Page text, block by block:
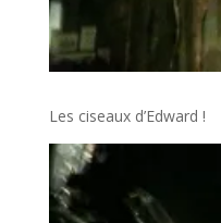
Les ciseaux d’Edward !